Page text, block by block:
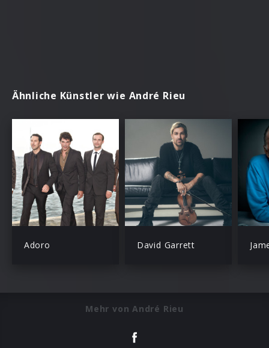
Ähnliche Künstler wie André Rieu
Adoro David Garrett
Mehr von André Rieu